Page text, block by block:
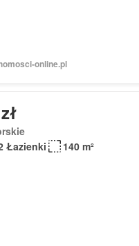
online.pl
Łazienki 140 m²